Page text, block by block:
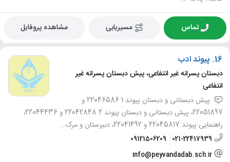
تماس مسیریابی مشاهده پروفایل
16. پیوند ادب
دبستان پسرانه غیر انتفاعی، پیش دبستان پسرانه غیر
انتفاعی
پیش دبستانی و دبستان پیوند 1 22046586 و
22051897، پیش دبستانی و دبستان پیوند 2 22042848 و 22044436،
راهنمایی پیوند 22045817 و 22041492، دبیرستان و مرک...
021-22417939
09121506209
info@peyvandadab.sch.ir